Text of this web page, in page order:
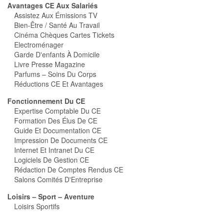
Avantages CE Aux Salariés
Assistez Aux Émissions TV
Bien-Être / Santé Au Travail
Cinéma Chèques Cartes Tickets
Electroménager
Garde D'enfants À Domicile
Livre Presse Magazine
Parfums – Soins Du Corps
Réductions CE Et Avantages
Fonctionnement Du CE
Expertise Comptable Du CE
Formation Des Élus De CE
Guide Et Documentation CE
Impression De Documents CE
Internet Et Intranet Du CE
Logiciels De Gestion CE
Rédaction De Comptes Rendus CE
Salons Comités D'Entreprise
Loisirs – Sport – Aventure
Loisirs Sportifs